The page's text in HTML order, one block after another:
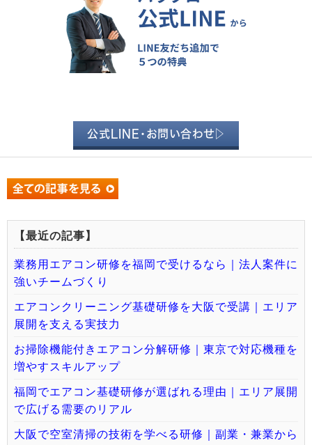
公式LINE・お問い合わせ▷
【最近の記事】
業務用エアコン研修を福岡で受けるなら｜法人案件に
強いチームづくり
エアコンクリーニング基礎研修を大阪で受講｜エリア
展開を支える実技力
お掃除機能付きエアコン分解研修｜東京で対応機種を
増やすスキルアップ
福岡でエアコン基礎研修が選ばれる理由｜エリア展開
で広げる需要のリアル
大阪で空室清掃の技術を学べる研修｜副業・兼業から